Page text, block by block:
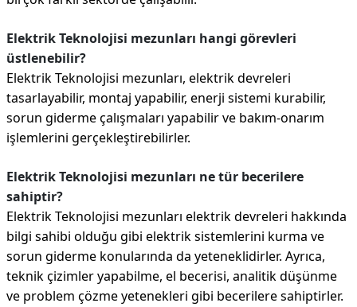
Elektrik Teknolojisi mezunları hangi görevleri
üstlenebilir?
Elektrik Teknolojisi mezunları, elektrik devreleri
tasarlayabilir, montaj yapabilir, enerji sistemi kurabilir,
sorun giderme çalışmaları yapabilir ve bakım-onarım
işlemlerini gerçekleştirebilirler.
Elektrik Teknolojisi mezunları ne tür becerilere
sahiptir?
Elektrik Teknolojisi mezunları elektrik devreleri hakkında
bilgi sahibi olduğu gibi elektrik sistemlerini kurma ve
sorun giderme konularında da yeteneklidirler. Ayrıca,
teknik çizimler yapabilme, el becerisi, analitik düşünme
ve problem çözme yetenekleri gibi becerilere sahiptirler.